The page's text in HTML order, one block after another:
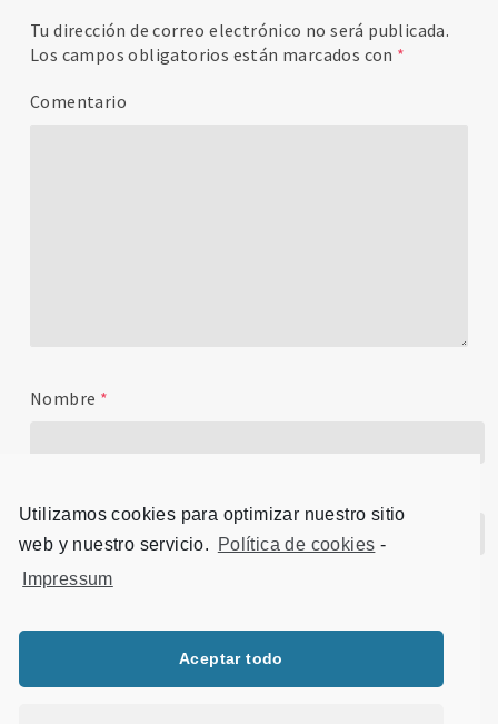
Tu dirección de correo electrónico no será publicada.
Los campos obligatorios están marcados con *
Comentario
Nombre *
Sitio web
Utilizamos cookies para optimizar nuestro sitio
web y nuestro servicio.
Política de cookies -
Impressum
Aceptar todo